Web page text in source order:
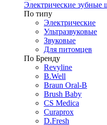
Электрические зубные
По типу
Электрические
Ультразвуковые
Звуковые
Для питомцев
По Бренду
Revyline
B.Well
Braun Oral-B
Brush Baby
CS Medica
Curaprox
D.Fresh